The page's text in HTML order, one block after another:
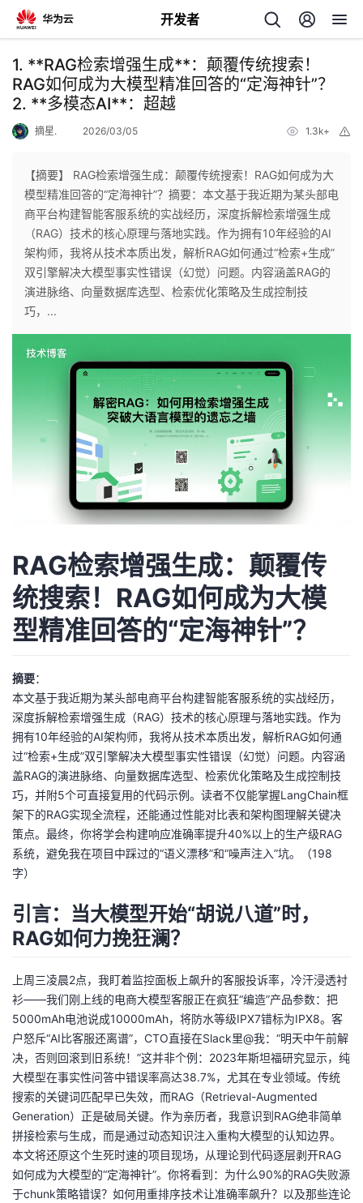
开发者
返
回
个
人
主
页
我
的
开
发
坛
圈
子
的
直
我
的
动
我
关
注
的
开
发
者
学
堂
我
的
课
程
我
的
认
证
我
的
实
验
我
的
收
藏
我
的
Programs
我
的
支
持
我
的
技
术
支
持
我
的
云
声
建
议
1. **RAG检索增强生成**：颠覆传统搜索！
RAG如何成为大模型精准回答的“定海神针”？
2. **多模态AI**：超越
摘星. 2026/03/05 1.3k+
【摘要】 RAG检索增强生成：颠覆传统搜索！RAG如何成为大
模型精准回答的“定海神针”？摘要：本文基于我近期为某头部电
商平台构建智能客服系统的实战经历，深度拆解检索增强生成
（RAG）技术的核心原理与落地实践。作为拥有10年经验的AI
架构师，我将从技术本质出发，解析RAG如何通过“检索+生成”
双引擎解决大模型事实性错误（幻觉）问题。内容涵盖RAG的
演进脉络、向量数据库选型、检索优化策略及生成控制技
巧，...
RAG检索增强生成：颠覆传
统搜索！RAG如何成为大模
型精准回答的“定海神针”？
摘要：
本文基于我近期为某头部电商平台构建智能客服系统的实战经历，
深度拆解检索增强生成（RAG）技术的核心原理与落地实践。作为
拥有10年经验的AI架构师，我将从技术本质出发，解析RAG如何通
过“检索+生成”双引擎解决大模型事实性错误（幻觉）问题。内容涵
盖RAG的演进脉络、向量数据库选型、检索优化策略及生成控制技
巧，并附5个可直接复用的代码示例。读者不仅能掌握LangChain框
架下的RAG实现全流程，还能通过性能对比表和架构图理解关键决
策点。最终，你将学会构建响应准确率提升40%以上的生产级RAG
系统，避免我在项目中踩过的“语义漂移”和“噪声注入”坑。（198
字）
引言：当大模型开始“胡说八道”时，
RAG如何力挽狂澜？
上周三凌晨2点，我盯着监控面板上飙升的客服投诉率，冷汗浸透衬
衫——我们刚上线的电商大模型客服正在疯狂“编造”产品参数：把
5000mAh电池说成10000mAh，将防水等级IPX7错标为IPX8。客
户怒斥“AI比客服还离谱”，CTO直接在Slack里@我：“明天中午前解
决，否则回滚到旧系统！”这并非个例：2023年斯坦福研究显示，纯
大模型在事实性问答中错误率高达38.7%，尤其在专业领域。传统
搜索的关键词匹配早已失效，而RAG（Retrieval-Augmented
Generation）正是破局关键。作为亲历者，我意识到RAG绝非简单
拼接检索与生成，而是通过动态知识注入重构大模型的认知边界。
本文将还原这个生死时速的项目现场，从理论到代码逐层剥开RAG
如何成为大模型的“定海神针”。你将看到：为什么90%的RAG失败源
于chunk策略错误？如何用重排序技术让准确率飙升？以及那些连论